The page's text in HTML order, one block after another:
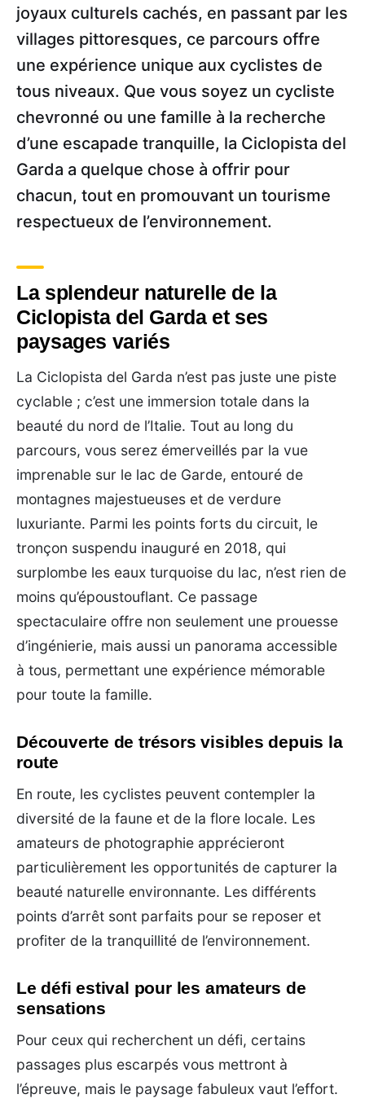
joyaux culturels cachés, en passant par les
villages pittoresques, ce parcours offre
une expérience unique aux cyclistes de
tous niveaux. Que vous soyez un cycliste
chevronné ou une famille à la recherche
d’une escapade tranquille, la Ciclopista del
Garda a quelque chose à offrir pour
chacun, tout en promouvant un tourisme
respectueux de l’environnement.
La splendeur naturelle de la
Ciclopista del Garda et ses
paysages variés
La Ciclopista del Garda n’est pas juste une piste
cyclable ; c’est une immersion totale dans la
beauté du nord de l’Italie. Tout au long du
parcours, vous serez émerveillés par la vue
imprenable sur le lac de Garde, entouré de
montagnes majestueuses et de verdure
luxuriante. Parmi les points forts du circuit, le
tronçon suspendu inauguré en 2018, qui
surplombe les eaux turquoise du lac, n’est rien de
moins qu’époustouflant. Ce passage
spectaculaire offre non seulement une prouesse
d’ingénierie, mais aussi un panorama accessible
à tous, permettant une expérience mémorable
pour toute la famille.
Découverte de trésors visibles depuis la
route
En route, les cyclistes peuvent contempler la
diversité de la faune et de la flore locale. Les
amateurs de photographie apprécieront
particulièrement les opportunités de capturer la
beauté naturelle environnante. Les différents
points d’arrêt sont parfaits pour se reposer et
profiter de la tranquillité de l’environnement.
Le défi estival pour les amateurs de
sensations
Pour ceux qui recherchent un défi, certains
passages plus escarpés vous mettront à
l’épreuve, mais le paysage fabuleux vaut l’effort.